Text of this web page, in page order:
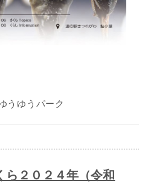
うゆうパーク
ら２０２４年（令和